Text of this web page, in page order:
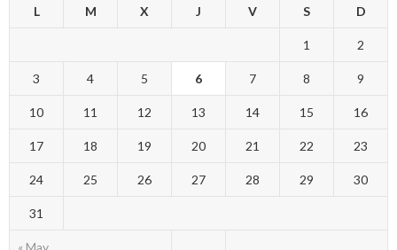
L M X J V S D
« May
1 2
3 4 5 6 7 8 9
10 11 12 13 14 15 16
17 18 19 20 21 22 23
24 25 26 27 28 29 30
31